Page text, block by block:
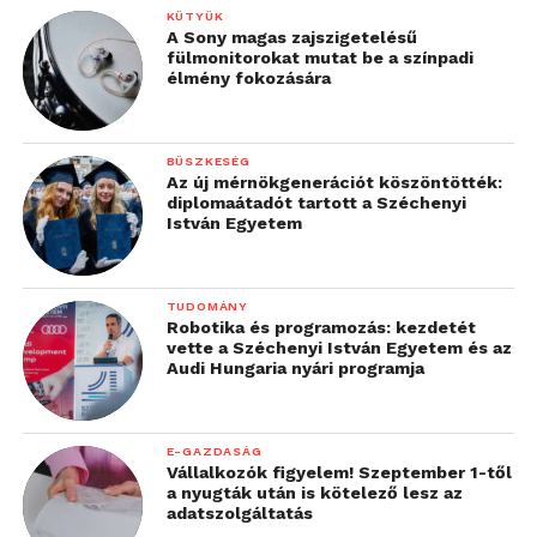
KÜTYÜK
A Sony magas zajszigetelésű
fülmonitorokat mutat be a színpadi
élmény fokozására
BÜSZKESÉG
Az új mérnökgenerációt köszöntötték:
diplomaátadót tartott a Széchenyi
István Egyetem
TUDOMÁNY
Robotika és programozás: kezdetét
vette a Széchenyi István Egyetem és az
Audi Hungaria nyári programja
E-GAZDASÁG
Vállalkozók figyelem! Szeptember 1-től
a nyugták után is kötelező lesz az
adatszolgáltatás